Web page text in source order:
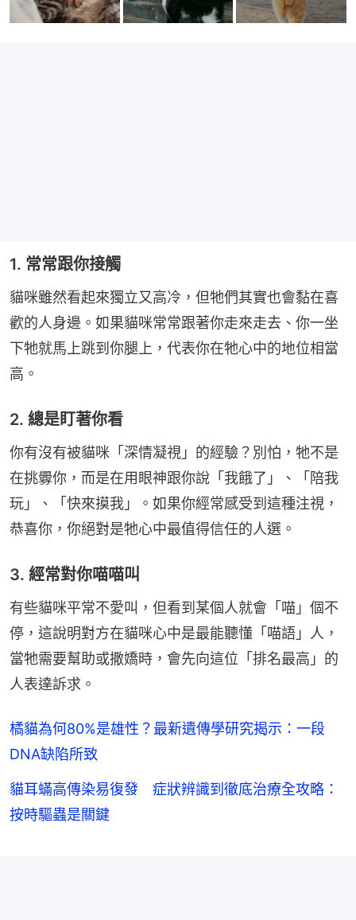
1. 常常跟你接觸
貓咪雖然看起來獨立又高冷，但牠們其實也會黏在喜
歡的人身邊。如果貓咪常常跟著你走來走去、你一坐
下牠就馬上跳到你腿上，代表你在牠心中的地位相當
高。
2. 總是盯著你看
你有沒有被貓咪「深情凝視」的經驗？別怕，牠不是
在挑釁你，而是在用眼神跟你說「我餓了」、「陪我
玩」、「快來摸我」。如果你經常感受到這種注視，
恭喜你，你絕對是牠心中最值得信任的人選。
3. 經常對你喵喵叫
有些貓咪平常不愛叫，但看到某個人就會「喵」個不
停，這說明對方在貓咪心中是最能聽懂「喵語」人，
當牠需要幫助或撒嬌時，會先向這位「排名最高」的
人表達訴求。
橘貓為何80%是雄性？最新遺傳學研究揭示：一段
DNA缺陷所致
貓耳蟎高傳染易復發 症狀辨識到徹底治療全攻略：
按時驅蟲是關鍵